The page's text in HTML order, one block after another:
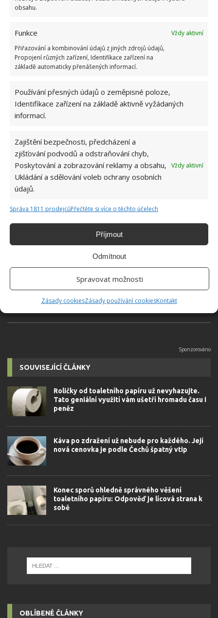
obsahu.
Funkce
Vždy aktivní
Přiřazování a kombinování údajů z jiných zdrojů údajů,
Propojení různých zařízení, Identifikace zařízení na
základě automaticky přenášených informací.
Používání přesných údajů o zeměpisné poloze,
Identifikace zařízení na základě aktivně vyžádaných
informací.
Zajištění bezpečnosti, předcházení a
zjišťování podvodů a odstraňování chyb,
Poskytování a zobrazování reklamy a obsahu,
Ukládání a sdělování voleb ochrany osobních
údajů.
Vždy aktivní
Správa 1811 prodejcůPřečtěte si více o těchto účelech
Příjmout
Odmítnout
Spravovat možnosti
Zásady cookiesZásady používání cookiesKontakt
Jiří Kolář
Absolvent České zemědělské
univerzity, který je již od malička
velkým kutilem. V podstatě vše, co je
možné najít v j...[Více o autorovi]
SOUVISEJÍCÍ ČLÁNKY
Roličky od toaletního papíru už nevyhazujte.
Tato geniální využití vám ušetří hromadu času i
peněz
Káva po zdražení už nebude pro každého. Její
nová cenovka je podle Čechů špatný vtip
Konec sporů ohledně správného věšení
toaletního papíru: Odpověď je lícová strana k
sobě
OBLÍBENÉ ČLÁNKY